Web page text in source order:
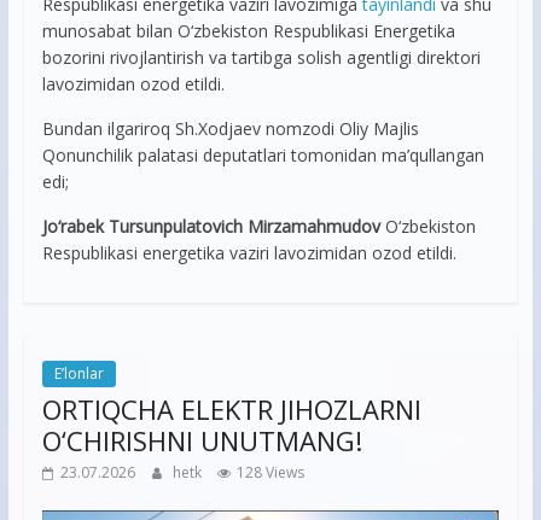
munosabat bilan O‘zbekiston Respublikasi Energetika
bozorini rivojlantirish va tartibga solish agentligi direktori
lavozimidan ozod etildi.
Bundan ilgariroq Sh.Xodjaev nomzodi Oliy Majlis
Qonunchilik palatasi deputatlari tomonidan ma’qullangan
edi;
Jo‘rabek Tursunpulatovich MirzamahmudovO‘zbekiston
Respublikasi energetika vaziri lavozimidan ozod etildi.
E’lonlar
ORTIQCHA ELEKTR JIHOZLARNI
O‘CHIRISHNI UNUTMANG!
23.07.2026 hetk 128 Views